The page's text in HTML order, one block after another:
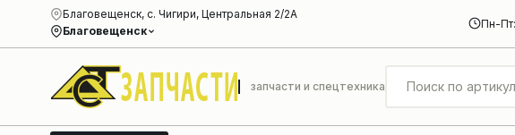
Благовещенск
Благовещенск, с. Чигири, Центральная 2/2А
Пн-
запчасти и спецтехника